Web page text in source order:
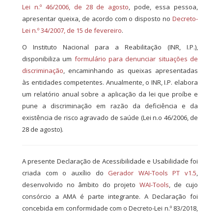
Lei n.º 46/2006, de 28 de agosto, pode, essa pessoa,
apresentar queixa, de acordo com o disposto no Decreto-
Lei n.º 34/2007, de 15 de fevereiro.
O Instituto Nacional para a Reabilitação (INR, I.P.),
disponibiliza um formulário para denunciar situações de
discriminação, encaminhando as queixas apresentadas
às entidades competentes. Anualmente, o INR, I.P. elabora
um relatório anual sobre a aplicação da lei que proíbe e
pune a discriminação em razão da deficiência e da
existência de risco agravado de saúde (Lei n.o 46/2006, de
28 de agosto).
A presente Declaração de Acessibilidade e Usabilidade foi
criada com o auxílio do Gerador WAI-Tools PT v1.5,
desenvolvido no âmbito do projeto WAI-Tools, de cujo
consórcio a AMA é parte integrante. A Declaração foi
concebida em conformidade com o Decreto-Lei n.º 83/2018,